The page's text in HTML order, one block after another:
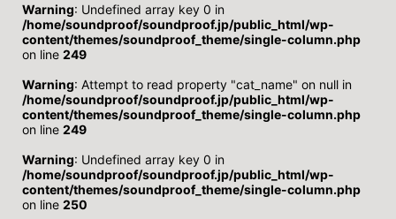
Warning: Undefined array key 0 in
/home/soundproof/soundproof.jp/public_html/wp-
content/themes/soundproof_theme/single-column.php
on line 249
Warning: Attempt to read property "cat_name" on null in
/home/soundproof/soundproof.jp/public_html/wp-
content/themes/soundproof_theme/single-column.php
on line 249
Warning: Undefined array key 0 in
/home/soundproof/soundproof.jp/public_html/wp-
content/themes/soundproof_theme/single-column.php
on line 250